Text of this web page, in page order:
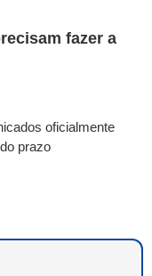
fazer a
oficialmente
prazo